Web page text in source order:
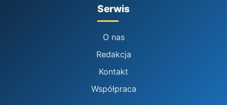
Serwis
O nas
Redakcja
Kontakt
Współpraca